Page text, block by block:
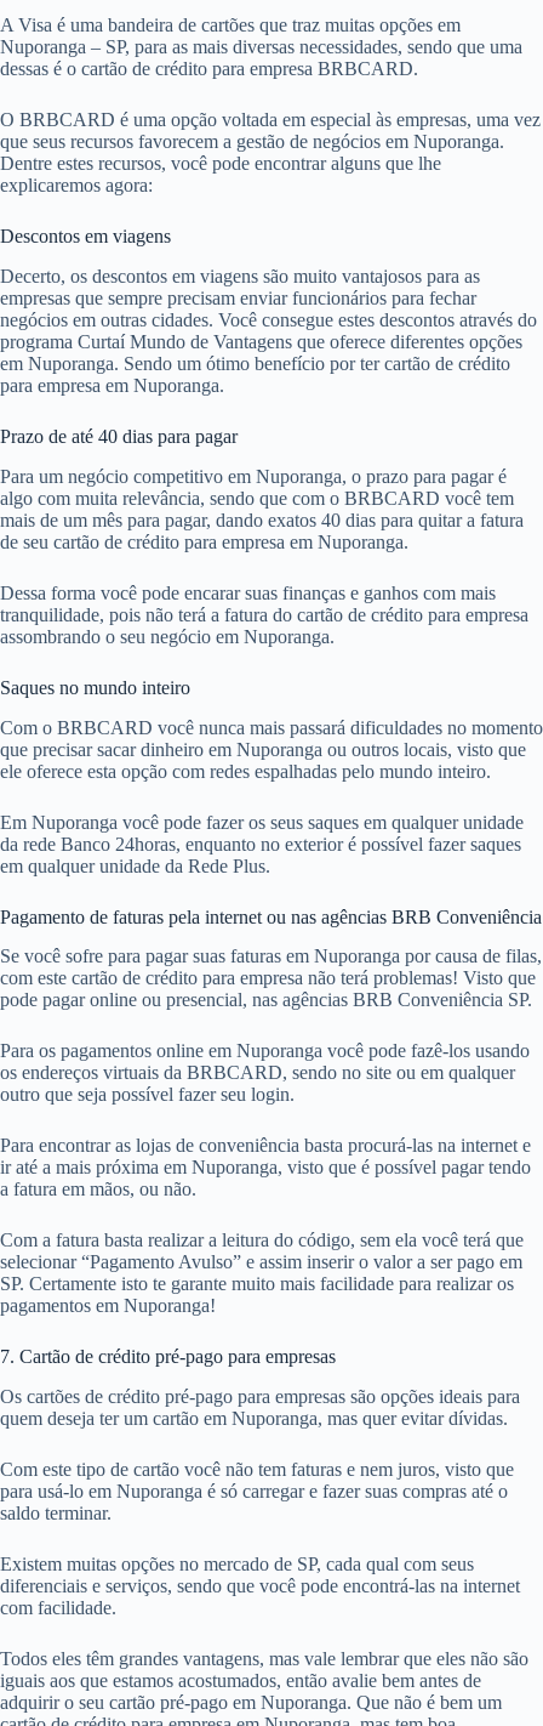
A Visa é uma bandeira de cartões que traz muitas opções em
Nuporanga – SP, para as mais diversas necessidades, sendo que uma
dessas é o cartão de crédito para empresa BRBCARD.
O BRBCARD é uma opção voltada em especial às empresas, uma vez
que seus recursos favorecem a gestão de negócios em Nuporanga.
Dentre estes recursos, você pode encontrar alguns que lhe
explicaremos agora:
Descontos em viagens
Decerto, os descontos em viagens são muito vantajosos para as
empresas que sempre precisam enviar funcionários para fechar
negócios em outras cidades. Você consegue estes descontos através do
programa Curtaí Mundo de Vantagens que oferece diferentes opções
em Nuporanga. Sendo um ótimo benefício por ter cartão de crédito
para empresa em Nuporanga.
Prazo de até 40 dias para pagar
Para um negócio competitivo em Nuporanga, o prazo para pagar é
algo com muita relevância, sendo que com o BRBCARD você tem
mais de um mês para pagar, dando exatos 40 dias para quitar a fatura
de seu cartão de crédito para empresa em Nuporanga.
Dessa forma você pode encarar suas finanças e ganhos com mais
tranquilidade, pois não terá a fatura do cartão de crédito para empresa
assombrando o seu negócio em Nuporanga.
Saques no mundo inteiro
Com o BRBCARD você nunca mais passará dificuldades no momento
que precisar sacar dinheiro em Nuporanga ou outros locais, visto que
ele oferece esta opção com redes espalhadas pelo mundo inteiro.
Em Nuporanga você pode fazer os seus saques em qualquer unidade
da rede Banco 24horas, enquanto no exterior é possível fazer saques
em qualquer unidade da Rede Plus.
Pagamento de faturas pela internet ou nas agências BRB Conveniência
Se você sofre para pagar suas faturas em Nuporanga por causa de filas,
com este cartão de crédito para empresa não terá problemas! Visto que
pode pagar online ou presencial, nas agências BRB Conveniência SP.
Para os pagamentos online em Nuporanga você pode fazê-los usando
os endereços virtuais da BRBCARD, sendo no site ou em qualquer
outro que seja possível fazer seu login.
Para encontrar as lojas de conveniência basta procurá-las na internet e
ir até a mais próxima em Nuporanga, visto que é possível pagar tendo
a fatura em mãos, ou não.
Com a fatura basta realizar a leitura do código, sem ela você terá que
selecionar “Pagamento Avulso” e assim inserir o valor a ser pago em
SP. Certamente isto te garante muito mais facilidade para realizar os
pagamentos em Nuporanga!
7. Cartão de crédito pré-pago para empresas
Os cartões de crédito pré-pago para empresas são opções ideais para
quem deseja ter um cartão em Nuporanga, mas quer evitar dívidas.
Com este tipo de cartão você não tem faturas e nem juros, visto que
para usá-lo em Nuporanga é só carregar e fazer suas compras até o
saldo terminar.
Existem muitas opções no mercado de SP, cada qual com seus
diferenciais e serviços, sendo que você pode encontrá-las na internet
com facilidade.
Todos eles têm grandes vantagens, mas vale lembrar que eles não são
iguais aos que estamos acostumados, então avalie bem antes de
adquirir o seu cartão pré-pago em Nuporanga. Que não é bem um